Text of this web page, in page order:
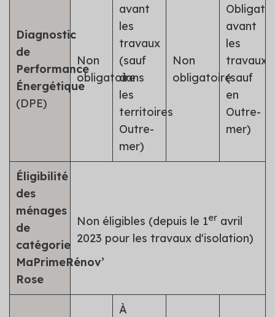
Diagnostic
de
Performance
Énergétique
(DPE)
Non
obligatoire
avant
les
travaux
(sauf
dans
les
territoires
Outre-
mer)
Non
obligatoire
avant
les
travaux
(sauf
en
Outre-
mer)
Éligibilité
des
ménages
de
catégorie
MaPrimeRénov’
Rose
Non éligibles (depuis le 1er avril
2023 pour les travaux d'isolation)
À